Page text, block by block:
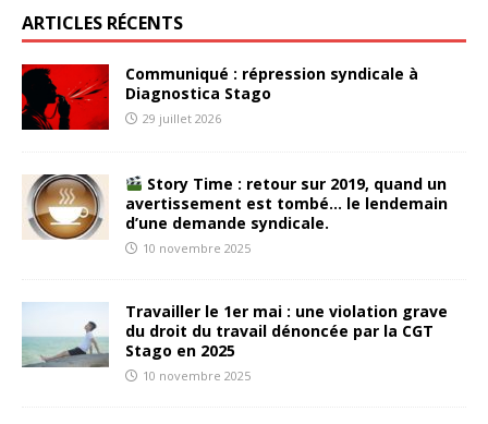
ARTICLES RÉCENTS
Communiqué : répression syndicale à
Diagnostica Stago
29 juillet 2026
Story Time : retour sur 2019, quand un
avertissement est tombé… le lendemain
d’une demande syndicale.
10 novembre 2025
Travailler le 1er mai : une violation grave
du droit du travail dénoncée par la CGT
Stago en 2025
10 novembre 2025